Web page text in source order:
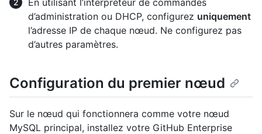
En utilisant l’interpréteur de commandes
d’administration ou DHCP, configurez uniquement
l’adresse IP de chaque nœud. Ne configurez pas
d’autres paramètres.
Configuration du premier nœud
Sur le nœud qui fonctionnera comme votre nœud
MySQL principal, installez votre GitHub Enterprise